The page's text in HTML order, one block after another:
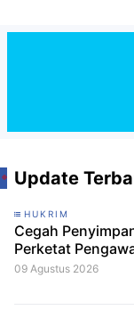
Update
HUKRIM
Cegah
Perketat
09 Agustus 2026